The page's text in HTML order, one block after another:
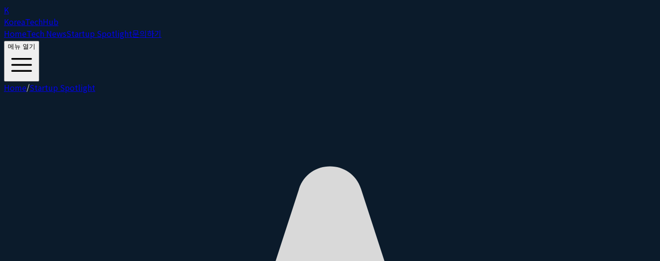
K
KoreaTechHub
HomeTech NewsStartup Spotlight문의하기
메뉴 열기
Home/Startup Spotlight